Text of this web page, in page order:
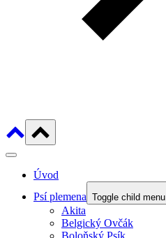
Úvod
Psí plemena Toggle child menu
Akita
Belgický Ovčák